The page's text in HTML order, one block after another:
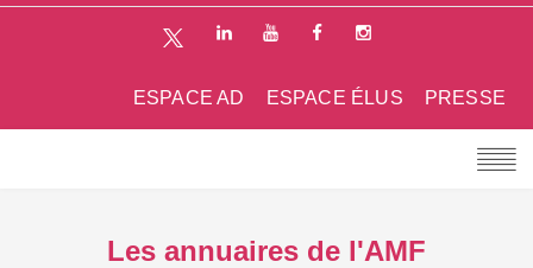
PRESSE
ESPACE ÉLUS
ESPACE AD
Les annuaires de l'AMF